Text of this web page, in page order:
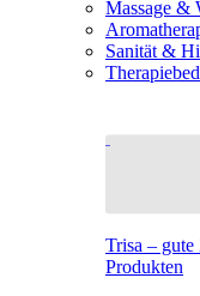
Massage &
Sanität &
Trisa –
Produkten